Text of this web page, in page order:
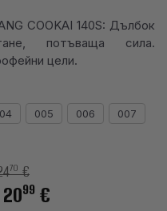
COOKAI 140S: Дълбок
потъваща сила.
цели.
005 006 007
70€
99 €